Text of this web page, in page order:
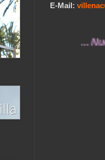
E-Mail:
... Nuestros